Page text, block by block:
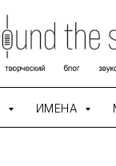
ИМЕНА